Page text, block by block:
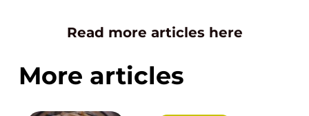
Read more articles here
More articles